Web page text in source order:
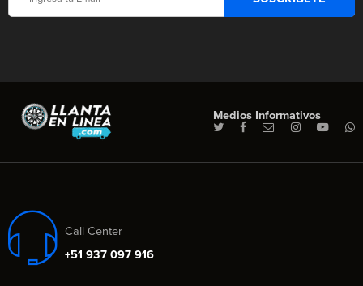
Medios Informativos
Call Center
+51 937 097 916